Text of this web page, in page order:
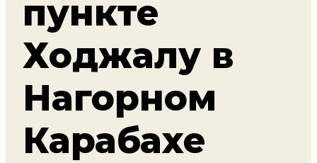
пункте
Ходжалу в
Нагорном
Карабахе